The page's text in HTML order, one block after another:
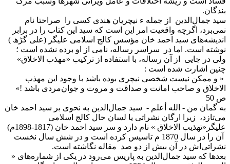
بندگان.
سید جمال‌الدین از جمله ء نیچریان هندی کسی را صراحتا نام
نمی‌برد، اگرچه واقعیت امر این است که سید این کتاب را در برابر
اندیشه‌های سید احمد خان مؤسس کالج اسلامی علیگر (علی گڑھ )
نوشته است. اما در سراسر رساله، نامی از او برده نشده است ؛
ولی در جایی از آن رساله‌، با استفاده از ترکیب «مهذب الاخلاق»
چنین اشارت شده است :
« و ممکن نیست شخصی نیچری بوده باشد با وجود این مهذب
الاخلاق و صاحب امانت و صداقت و مروت و جوان‌مردی باشد !»
ص 50
به گمان من - الله أعلم - سید جمال‌الدین به نحوی بر سید احمد خان
می‌تازد، زیرا ارگان نشراتی یا لسان حال کالج اسلامی
علیگر«تهذیب الاخلاق » نام دارد و سر سید احمد خان (1817-1898م)
آن را در سال 1870 م تاسیس کرده است و در شش سال نخست
نشراتی‌اش در آن بیش از دو صد مقاله نگاشته است.
بعدها که سید جمال‌الدین به پاریس می‌رود در یکی از شماره‌های «